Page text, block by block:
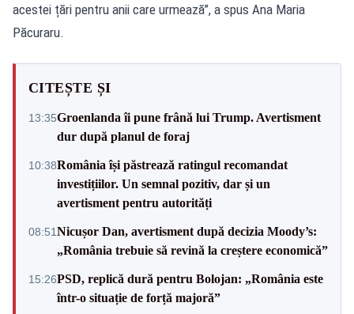
acestei țări pentru anii care urmează”, a spus Ana Maria
Păcuraru.
CITEȘTE ȘI
13:35Groenlanda îi pune frână lui Trump. Avertisment
dur după planul de foraj
10:38România își păstrează ratingul recomandat
investițiilor. Un semnal pozitiv, dar și un
avertisment pentru autorități
08:51Nicușor Dan, avertisment după decizia Moody’s:
„România trebuie să revină la creștere economică”
15:26PSD, replică dură pentru Bolojan: „România este
într-o situație de forță majoră”